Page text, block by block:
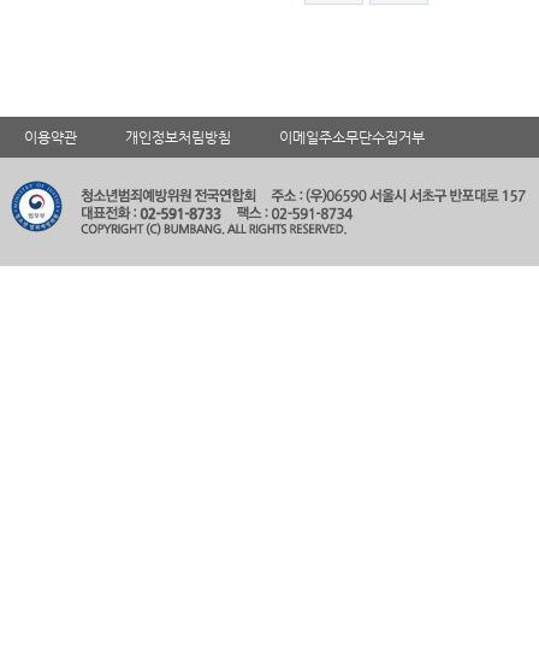
이용약관 개인정보처림방침 이메일주소무단수집거부